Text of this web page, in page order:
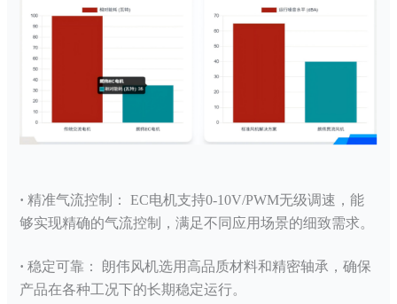
·精准气流控制：
EC电机支持0-10V/PWM无级调速，能
够实现精确的气流控制，满足不同应用场景的细致需求。
·稳定可靠：
朗伟风机选用高品质材料和精密轴承，确保
产品在各种工况下的长期稳定运行。